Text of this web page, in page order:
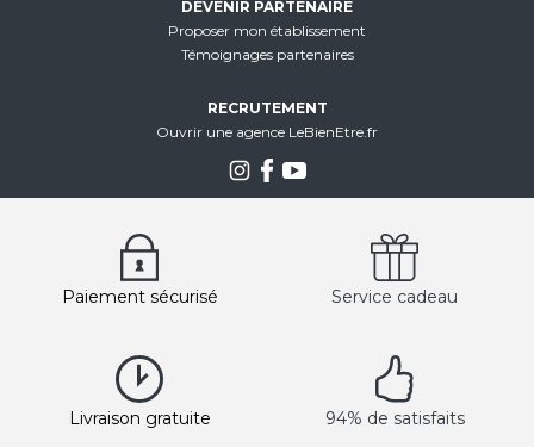
DEVENIR PARTENAIRE
Proposer mon établissement
Témoignages partenaires
RECRUTEMENT
Ouvrir une agence LeBienEtre.fr
Paiement sécurisé Service cadeau
Livraison gratuite 94% de satisfaits